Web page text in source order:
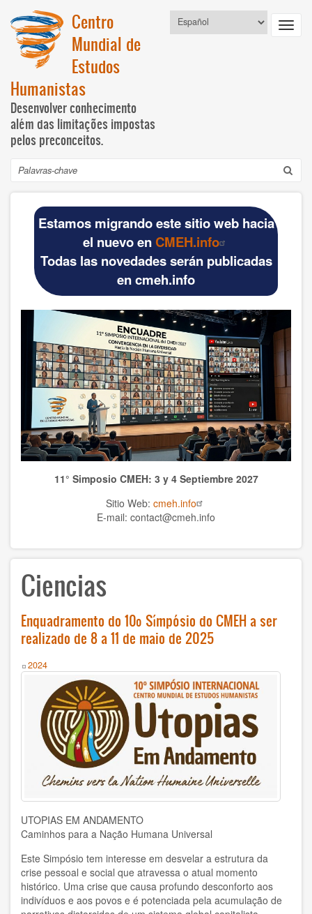
para
conteúdo
principal
Centro
Mundial de
Estudos
Humanistas
Desenvolver conhecimento
além das limitações impostas
pelos preconceitos.
Select
your
Pesquisar
principal
INICIO
DOCUMENTOS BÁSICOS
Official materials
WCHS
TEMAS
Anthrolopogy
Natural sciences
Sciences
Culture
History
Humanism
Nonviolence
Politics
Psicology
Health
AUTOR
Ildefonso Hernández Silva
2025
Estamos migrando este sitio web hacia
el nuevo en CMEH.info
Todas las novedades serán publicadas
en cmeh.info
11° Simposio CMEH: 3 y 4 Septiembre 2027
Sitio Web: cmeh.info
E-mail: contact@cmeh.info
Ciencias
Enquadramento do 10º Símpósio do CMEH a ser
realizado de 8 a 11 de maio de 2025
Year
2024
UTOPIAS EM ANDAMENTO
Caminhos para a Nação Humana Universal
Este Simpósio tem interesse em desvelar a estrutura da
crise pessoal e social que atravessa o atual momento
histórico. Uma crise que causa profundo desconforto aos
indivíduos e aos povos e é potenciada pela acumulação de